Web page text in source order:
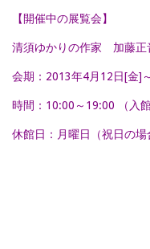
【開催中の展覧会】
清須ゆかりの作家 加藤正
会期：2013年4月12日[金]
時間：10:00～19:00 （入
休館日：月曜日（祝日の場